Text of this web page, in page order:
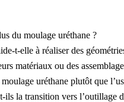
du moulage uréthane ?
t-elle à réaliser des
matériaux ou des
uréthane plutôt que
la transition vers l’outillage